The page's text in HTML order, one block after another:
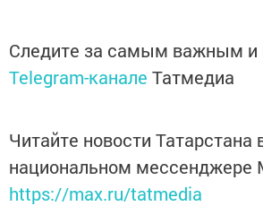
Следите за самым важным и
Telegram-канале Татмедиа
Читайте новости Татарстана
национальном мессенджере
https://max.ru/tatmedia